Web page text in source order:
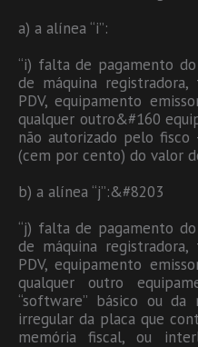
a) a alínea “i”:
“i) falta de pagamento
de máquina
PDV, equipamento
qualquer outro&#160
não autorizado pelo
(cem por cento) do valor
b) a alínea “j”:&#8203
“j) falta de pagamento
de máquina
PDV, equipamento
qualquer outro
“software” básico ou
irregular da placa que
memória fiscal, ou